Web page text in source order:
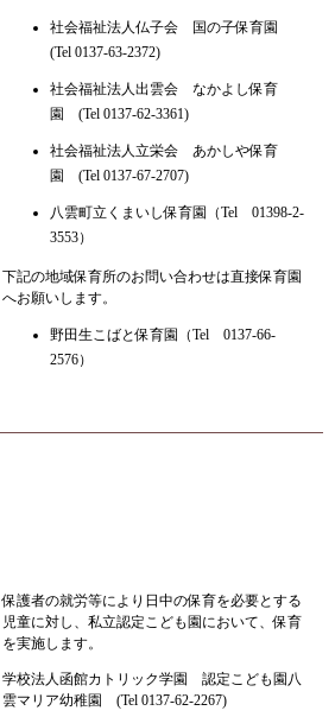
社会福祉法人仏子会 国の子保育園
(Tel 0137-63-2372)
社会福祉法人出雲会 なかよし保育
園 (Tel 0137-62-3361)
社会福祉法人立栄会 あかしや保育
園 (Tel 0137-67-2707)
八雲町立くまいし保育園（Tel 01398-2-
3553）
下記の地域保育所のお問い合わせは直接保育園
へお願いします。
野田生こばと保育園（Tel 0137-66-
2576）
保護者の就労等により日中の保育を必要とする
児童に対し、私立認定こども園において、保育
を実施します。
学校法人函館カトリック学園 認定こども園八
雲マリア幼稚園 (Tel 0137-62-2267)